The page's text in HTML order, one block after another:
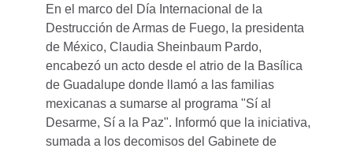
En el marco del Día Internacional de la
Destrucción de Armas de Fuego, la presidenta
de México, Claudia Sheinbaum Pardo,
encabezó un acto desde el atrio de la Basílica
de Guadalupe donde llamó a las familias
mexicanas a sumarse al programa "Sí al
Desarme, Sí a la Paz". Informó que la iniciativa,
sumada a los decomisos del Gabinete de